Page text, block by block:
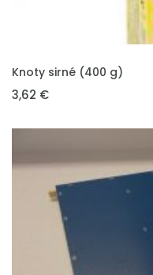
VLOŽIT DO KOŠÍKU
Knoty sirné (400 g)
3,62 €